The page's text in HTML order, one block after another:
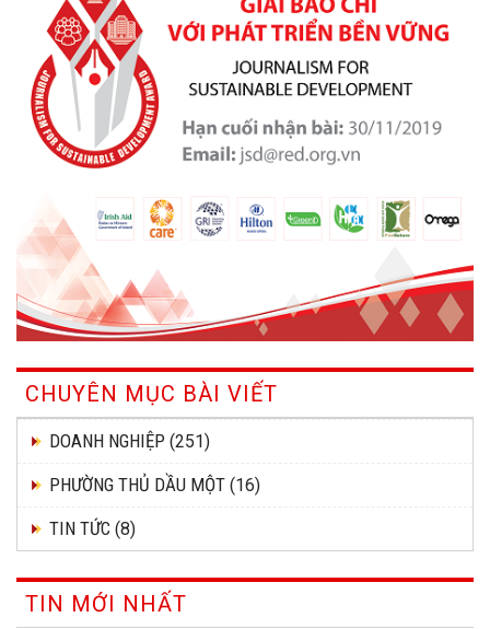
CHUYÊN MỤC BÀI VIẾT
DOANH NGHIỆP (251)
PHƯỜNG THỦ DẦU MỘT (16)
TIN TỨC (8)
TIN MỚI NHẤT